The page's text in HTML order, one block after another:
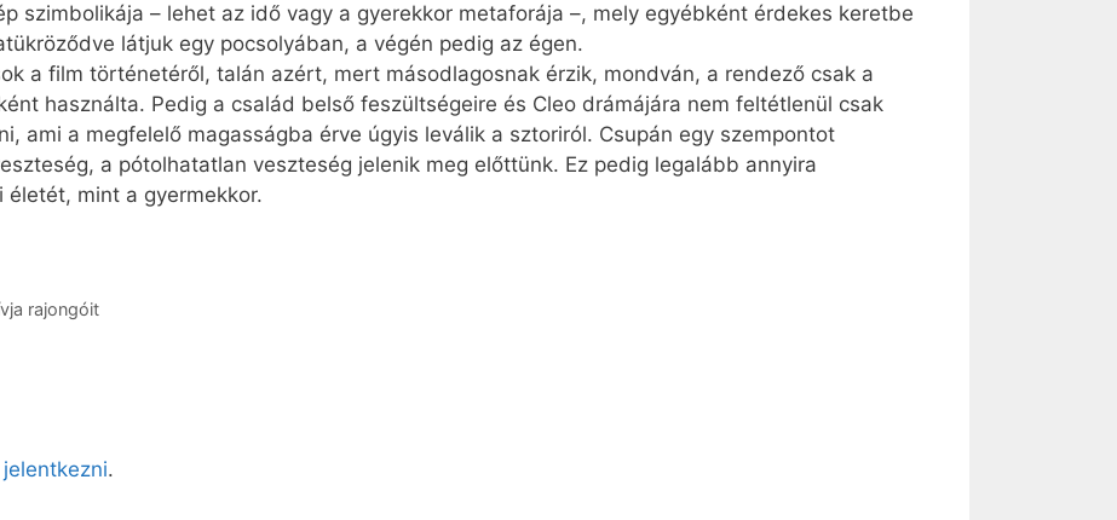
szimbolikája – lehet az idő vagy a gyerekkor metaforája –, mely egyébként érdekes keretbe
látjuk egy pocsolyában, a végén pedig az égen.
a film történetéről, talán azért, mert másodlagosnak érzik, mondván, a rendező csak a
használta. Pedig a család belső feszültségeire és Cleo drámájára nem feltétlenül csak
ami a megfelelő magasságba érve úgyis leválik a sztoriról. Csupán egy szempontot
a pótolhatatlan veszteség jelenik meg előttünk. Ez pedig legalább annyira
mint a gyermekkor.
rajongóit
.